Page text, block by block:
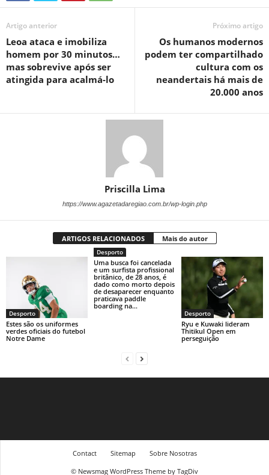
Artigo anterior
Leoa ataca e imobiliza
homem por 30 minutos…
mas sobrevive após ser
atingida para acalmá-lo
Próximo artigo
Os humanos modernos
podem ter compartilhado
cultura com os
neandertais há mais de
20.000 anos
Priscilla Lima
https://www.agazetadaregiao.com.br/wp-login.php
ARTIGOS RELACIONADOS Mais do autor
Desporto
Estes são os uniformes
verdes oficiais do futebol
Notre Dame
Desporto
Uma busca foi cancelada
e um surfista profissional
britânico, de 28 anos, é
dado como morto depois
de desaparecer enquanto
praticava paddle
boarding na...
Desporto
Ryu e Kuwaki lideram
Thitikul Open em
perseguição
Contact Sitemap
Sobre Nosotras
© Newsmag WordPress Theme by TagDiv